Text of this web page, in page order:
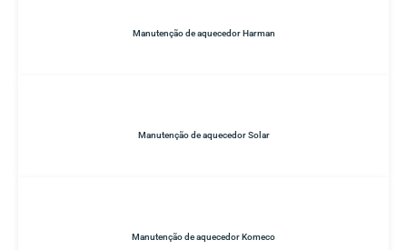
Manutenção de aquecedor Harman
Manutenção de aquecedor Solar
Manutenção de aquecedor Komeco